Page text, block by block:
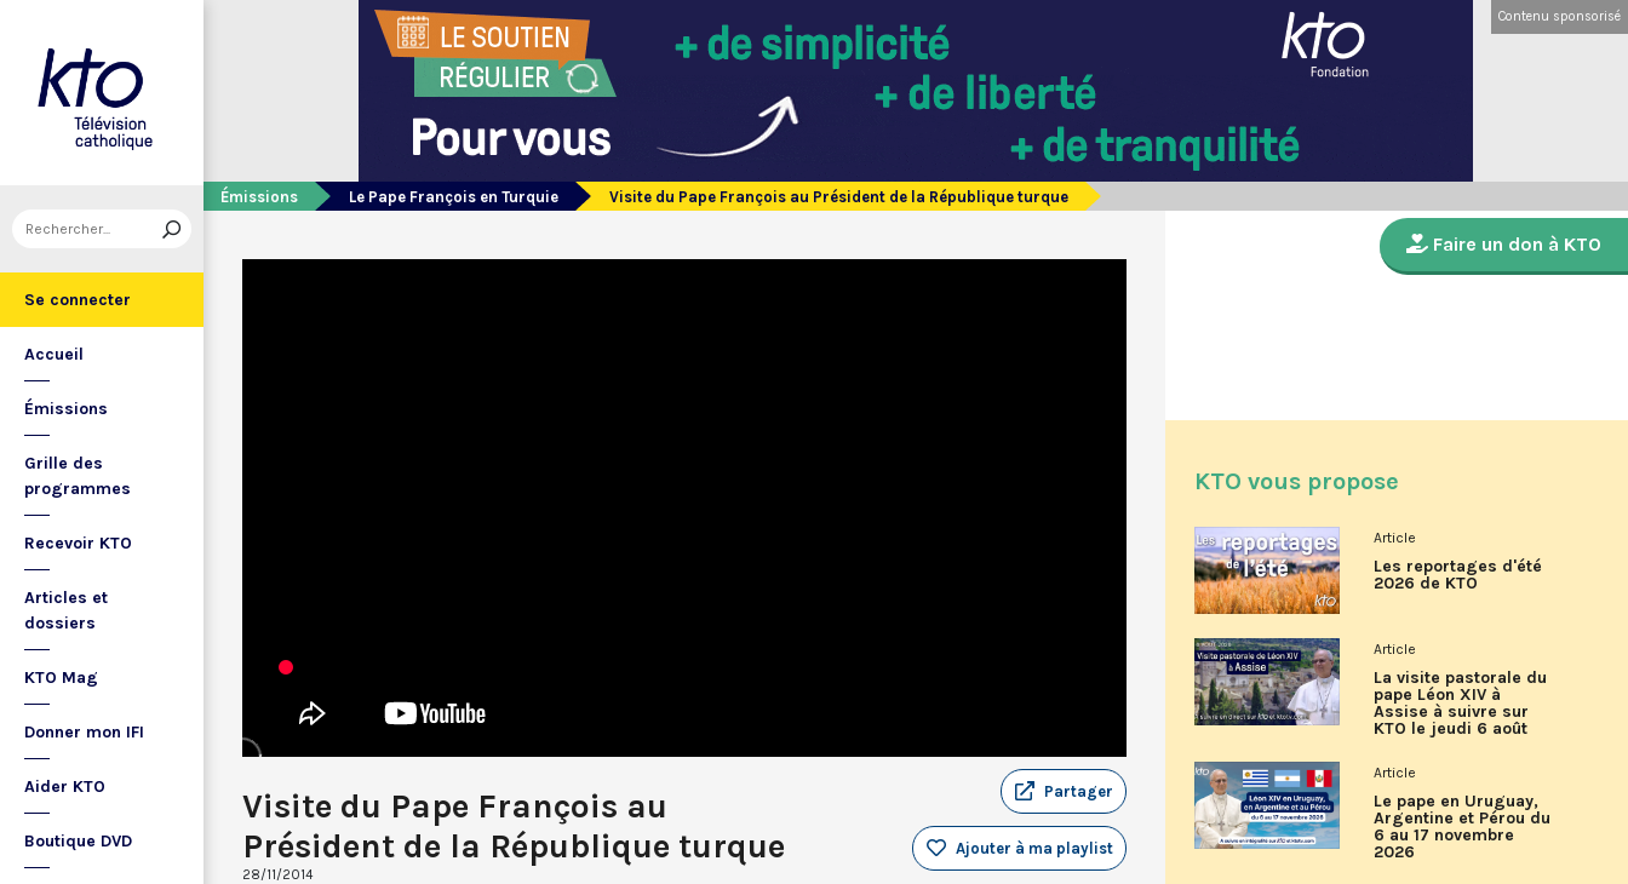
Se connecter
Accueil
Émissions
Grille des
programmes
Recevoir KTO
Articles et
dossiers
KTO Mag
Donner mon IFI
Aider KTO
Boutique DVD
Contenu sponsorisé
Émissions Le Pape François en Turquie Visite du Pape François au Président de la République turque
Visite du Pape François au
Président de la République turque
28/11/2014
Partager
Ajouter à ma playlist
Faire un don à KTO
KTO vous propose
Article
Les reportages d'été
2026 de KTO
Article
La visite pastorale du
pape Léon XIV à
Assise à suivre sur
KTO le jeudi 6 août
Article
Le pape en Uruguay,
Argentine et Pérou du
6 au 17 novembre
2026